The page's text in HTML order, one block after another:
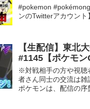
#pokemon
ンのTwitterアカウン
【生配信】東北
#1145【ポケモン
※対戦相手の方や視聴
者さん同士の交流は
ポケモンは、配信の序